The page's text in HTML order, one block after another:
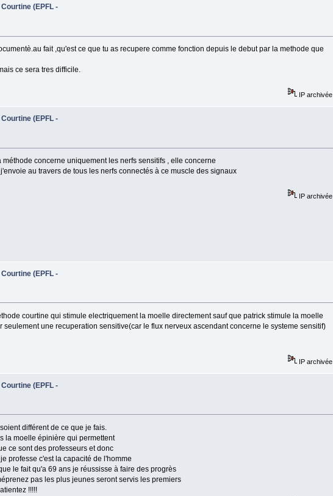
(EPFL -
fait ,qu'est ce que tu as recupere comme fonction depuis le debut par la methode que
ce sera tres difficile.
IP archivée
(EPFL -
concerne uniquement les nerfs sensitifs , elle concerne
au travers de tous les nerfs connectés à ce muscle des signaux
IP archivée
(EPFL -
courtine qui stimule electriquement la moelle directement sauf que patrick stimule la moelle
une recuperation sensitive(car le flux nerveux ascendant concerne le systeme sensitif)
IP archivée
(EPFL -
différent de ce que je fais.
la moelle épinière qui permettent
ce sont des professeurs et donc
professe c'est la capacité de l'homme
le fait qu'a 69 ans je réussisse à faire des progrès
pas les plus jeunes seront servis les premiers
!!!!!